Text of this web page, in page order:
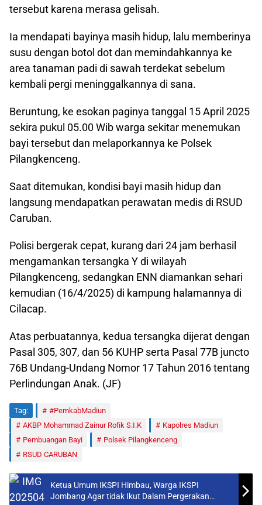
tersebut karena merasa gelisah.
Ia mendapati bayinya masih hidup, lalu memberinya
susu dengan botol dot dan memindahkannya ke
area tanaman padi di sawah terdekat sebelum
kembali pergi meninggalkannya di sana.
Beruntung, ke esokan paginya tanggal 15 April 2025
sekira pukul 05.00 Wib warga sekitar menemukan
bayi tersebut dan melaporkannya ke Polsek
Pilangkenceng.
Saat ditemukan, kondisi bayi masih hidup dan
langsung mendapatkan perawatan medis di RSUD
Caruban.
Polisi bergerak cepat, kurang dari 24 jam berhasil
mengamankan tersangka Y di wilayah
Pilangkenceng, sedangkan ENN diamankan sehari
kemudian (16/4/2025) di kampung halamannya di
Cilacap.
Atas perbuatannya, kedua tersangka dijerat dengan
Pasal 305, 307, dan 56 KUHP serta Pasal 77B juncto
76B Undang-Undang Nomor 17 Tahun 2016 tentang
Perlindungan Anak. (JF)
Tag:
#PemkabMadiun
AKBP Mohammad Zainur Rofik S.I.K
Kapolres Madiun
Pembuangan Bayi
Polsek Pilangkenceng
RSUD CARUBAN
Ketua Umum IKSPI Himbau, Warga IKSPI
Jombang Agar tidak Ikut Dalam Pergerakan